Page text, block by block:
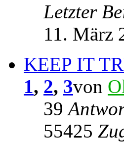
Letzter
11. März
KEEP IT
1, 2, 3von
39
55425